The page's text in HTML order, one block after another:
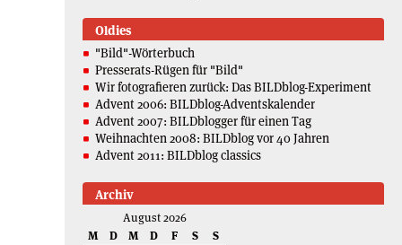
Oldies
"Bild"-Wörterbuch
Presserats-Rügen für "Bild"
Wir fotografieren zurück: Das BILDblog-Experiment
Advent 2006: BILDblog-Adventskalender
Advent 2007: BILDblogger für einen Tag
Weihnachten 2008: BILDblog vor 40 Jahren
Advent 2011: BILDblog classics
Archiv
August 2026
M
D M D F S
S